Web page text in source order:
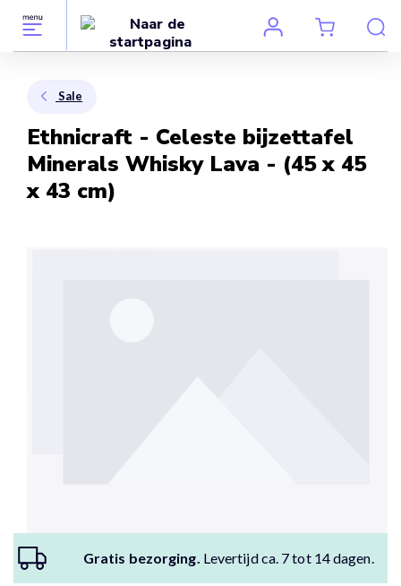
Sale
Ethnicraft - Celeste bijzettafel
Minerals Whisky Lava - (45 x 45
x 43 cm)
Gratis bezorging. Levertijd ca. 7 tot 14 dagen.